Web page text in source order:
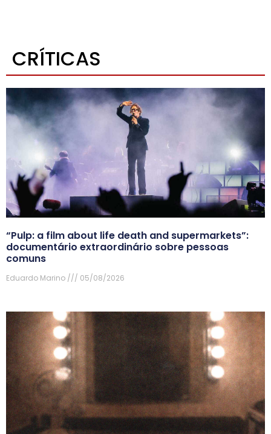
CRÍTICAS
“Pulp: a film about life death and supermarkets”:
documentário extraordinário sobre pessoas
comuns
Eduardo Marino 05/08/2026